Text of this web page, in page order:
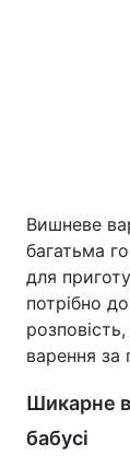
Вишневе
багатьма
для
потрібно
варення за
Шикарне
бабусі